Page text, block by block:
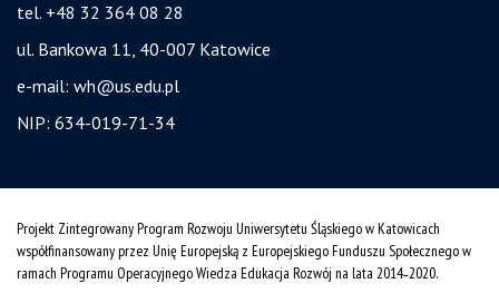
tel. +48 32 364 08 28
ul. Bankowa 11, 40-007 Katowice
e-mail: wh@us.edu.pl
NIP: 634-019-71-34
Projekt Zintegrowany Program Rozwoju Uniwersytetu Śląskiego w Katowicach
współfinansowany przez Unię Europejską z Europejskiego Funduszu Społecznego w
ramach Programu Operacyjnego Wiedza Edukacja Rozwój na lata 2014˗2020.